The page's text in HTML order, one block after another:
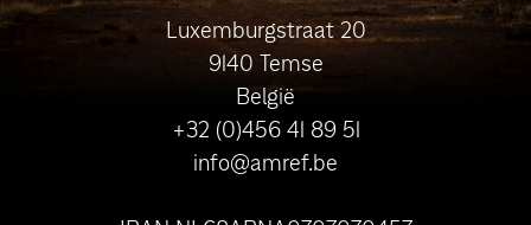
Luxemburgstraat 20
9140 Temse
België
+32 (0)456 41 89 51
info@amref.be